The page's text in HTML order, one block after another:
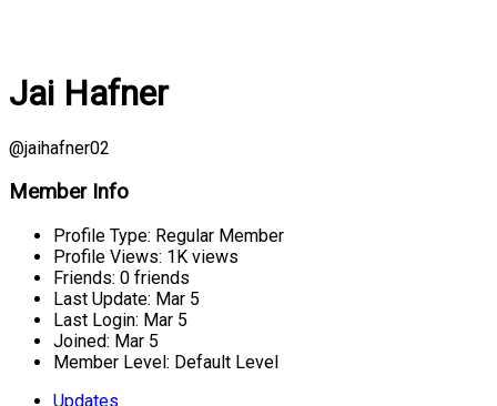
Jai Hafner
@jaihafner02
Member Info
Profile Type: Regular Member
Profile Views: 1K views
Friends: 0 friends
Last Update: Mar 5
Last Login: Mar 5
Joined: Mar 5
Member Level: Default Level
Updates